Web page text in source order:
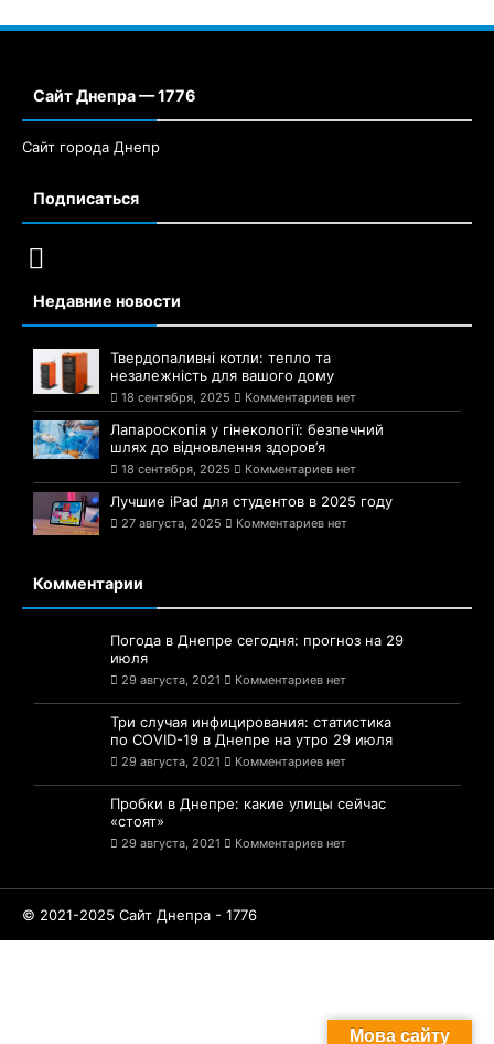
Сайт Днепра — 1776
Сайт города Днепр
Подписаться
Недавние новости
Твердопаливні котли: тепло та
незалежність для вашого дому
18 сентября, 2025 Комментариев нет
Лапароскопія у гінекології: безпечний
шлях до відновлення здоров’я
18 сентября, 2025 Комментариев нет
Лучшие iPad для студентов в 2025 году
27 августа, 2025 Комментариев нет
Комментарии
Погода в Днепре сегодня: прогноз на 29
июля
29 августа, 2021 Комментариев нет
Три случая инфицирования: статистика
по COVID-19 в Днепре на утро 29 июля
29 августа, 2021 Комментариев нет
Пробки в Днепре: какие улицы сейчас
«стоят»
29 августа, 2021 Комментариев нет
© 2021-2025 Сайт Днепра - 1776
Мова сайту